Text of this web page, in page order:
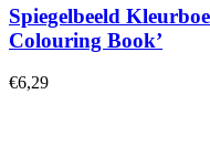
Spiegelbeeld
Colouring Book’
€6,29